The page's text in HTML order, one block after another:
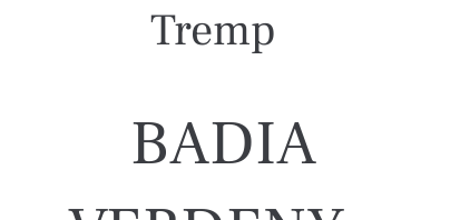
Tremp
BADIA